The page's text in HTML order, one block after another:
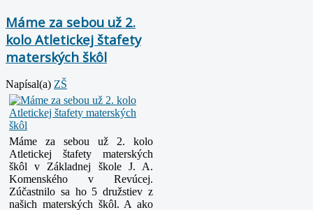
Máme za sebou už 2.
kolo Atletickej štafety
materských škôl
Napísal(a) ZŠ
Máme za sebou už 2. kolo
Atletickej štafety materských
škôl v Základnej škole J. A.
Komenského v Revúcej.
Zúčastnilo sa ho 5 družstiev z
našich materských škôl. A ako